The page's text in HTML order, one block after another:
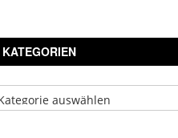
KATEGORIEN